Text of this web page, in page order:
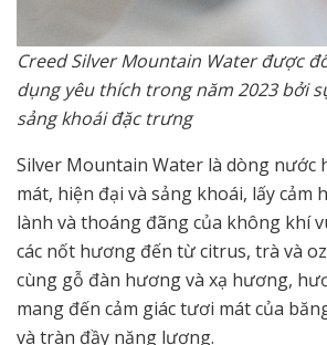
Creed Silver Mountain Water được
dụng yêu thích trong năm 2023 bởi
sảng khoái đặc trưng
Silver Mountain Water là dòng nước
mát, hiện đại và sảng khoái, lấy
lành và thoáng đãng của không khí
các nốt hương đến từ citrus, trà và
cùng gỗ đàn hương và xạ hương,
mang đến cảm giác tươi mát của
và tràn đầy năng lượng.